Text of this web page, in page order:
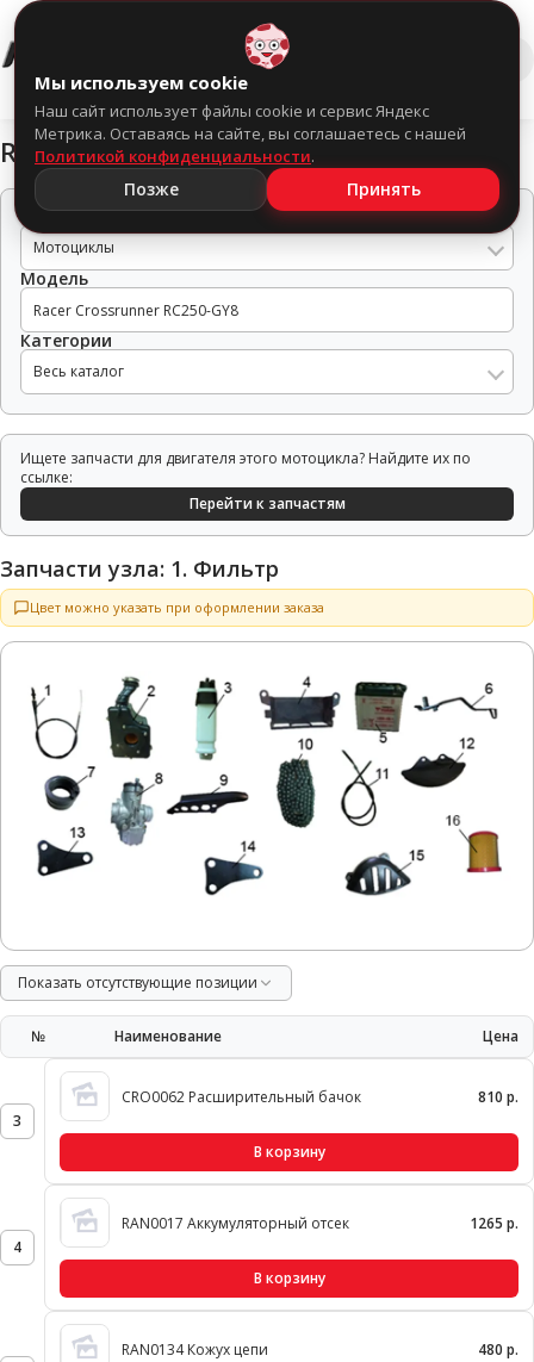
Racer Crossrunner RC250-GY8
Тип техники
Мотоциклы
Модель
Категории
Весь каталог
Ищете запчасти для двигателя этого мотоцикла? Найдите их по
ссылке:
Перейти к запчастям
Запчасти узла: 1. Фильтр
Цвет можно указать при оформлении заказа
Показать отсутствующие позиции
№ Наименование Цена
3
CRO0062 Расширительный бачок 810 р.
В корзину
4
RAN0017 Аккумуляторный отсек 1265 р.
В корзину
RAN0134 Кожух цепи 480 р.
Мы используем cookie
Наш сайт использует файлы cookie и сервис Яндекс
Метрика. Оставаясь на сайте, вы соглашаетесь с нашей
Политикой конфиденциальности.
Позже Принять